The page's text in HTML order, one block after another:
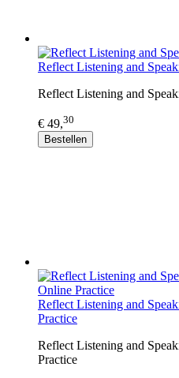
Reflect Listening and
Reflect Listening and
€ 49,30
Bestellen
Reflect Listening and
Practice
Reflect Listening and
Practice